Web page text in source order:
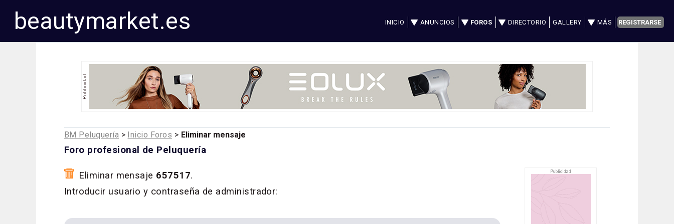
beautymarket.es INICIO ANUNCIOS FOROS DIRECTORIO GALLERY MÁS REGISTRARSE
BM Peluquería > Inicio Foros > Eliminar mensaje
Foro profesional de Peluquería
Eliminar mensaje 657517.
Introducir usuario y contraseña de administrador: